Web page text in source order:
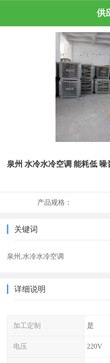
供
泉州 水冷水冷空调 能耗低 噪
产品规格：
关键词
泉州,水冷水冷空调
详细说明
加工定制 是
电压 220V